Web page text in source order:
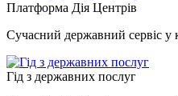
Платформа Дія Центрів
Сучасний державний сервіс у
Гід з державних послуг